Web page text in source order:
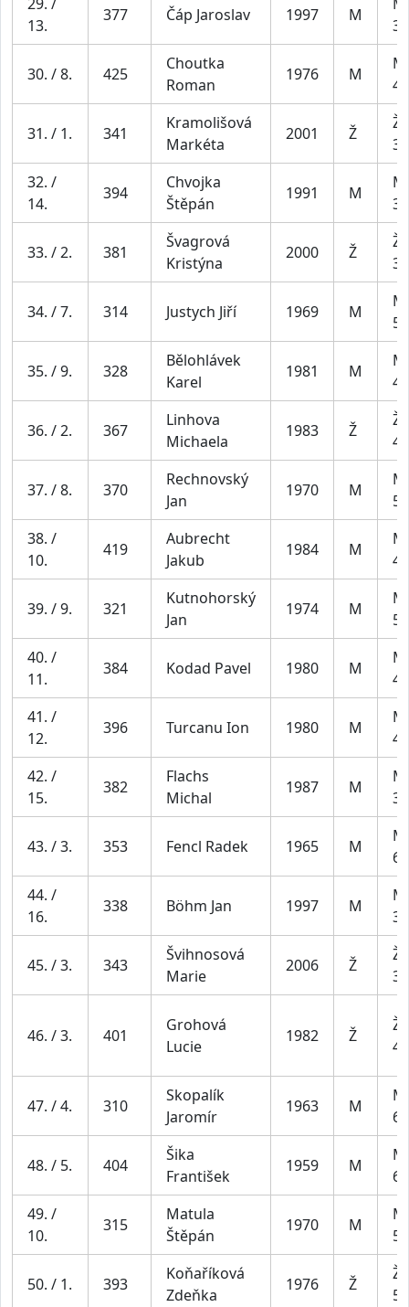
13.
377 Čáp Jaroslav 1997 M
30. / 8. 425
Choutka
Roman
1976 M
31. / 1. 341
Kramolišová
Markéta
2001 Ž
32. /
14.
394
Chvojka
Štěpán
1991 M
33. / 2. 381
Švagrová
Kristýna
2000 Ž
34. / 7. 314 Justych Jiří 1969 M
35. / 9. 328
Bělohlávek
Karel
1981 M
36. / 2. 367
Linhova
Michaela
1983 Ž
37. / 8. 370
Rechnovský
Jan
1970 M
38. /
10.
419
Aubrecht
Jakub
1984 M
39. / 9. 321
Kutnohorský
Jan
1974 M
40. /
11.
384 Kodad Pavel 1980 M
41. /
12.
396 Turcanu Ion 1980 M
42. /
15.
382
Flachs
Michal
1987 M
43. / 3. 353 Fencl Radek 1965 M
44. /
16.
338 Böhm Jan 1997 M
45. / 3. 343
Švihnosová
Marie
2006 Ž
46. / 3. 401
Grohová
Lucie
1982 Ž
47. / 4. 310
Skopalík
Jaromír
1963 M
48. / 5. 404
Šika
František
1959 M
49. /
10.
315
Matula
Štěpán
1970 M
50. / 1. 393
Koňaříková
Zdeňka
1976 Ž